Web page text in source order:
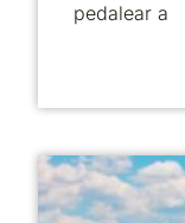
pedalear a